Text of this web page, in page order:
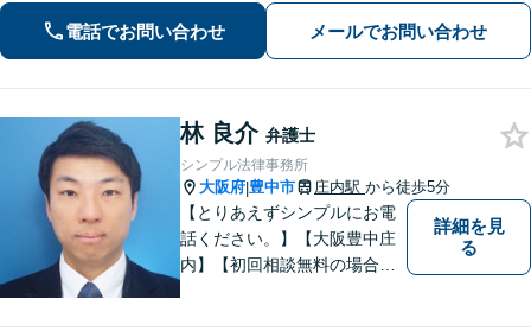
電話でお問い合わせ メールでお問い合わせ
林 良介 弁護士
シンプル法律事務所
大阪府|豊中市 庄内駅 から徒歩5分
【とりあえずシンプルにお電
話ください。】【大阪豊中庄
内】【初回相談無料の場合あ
詳細を見
る